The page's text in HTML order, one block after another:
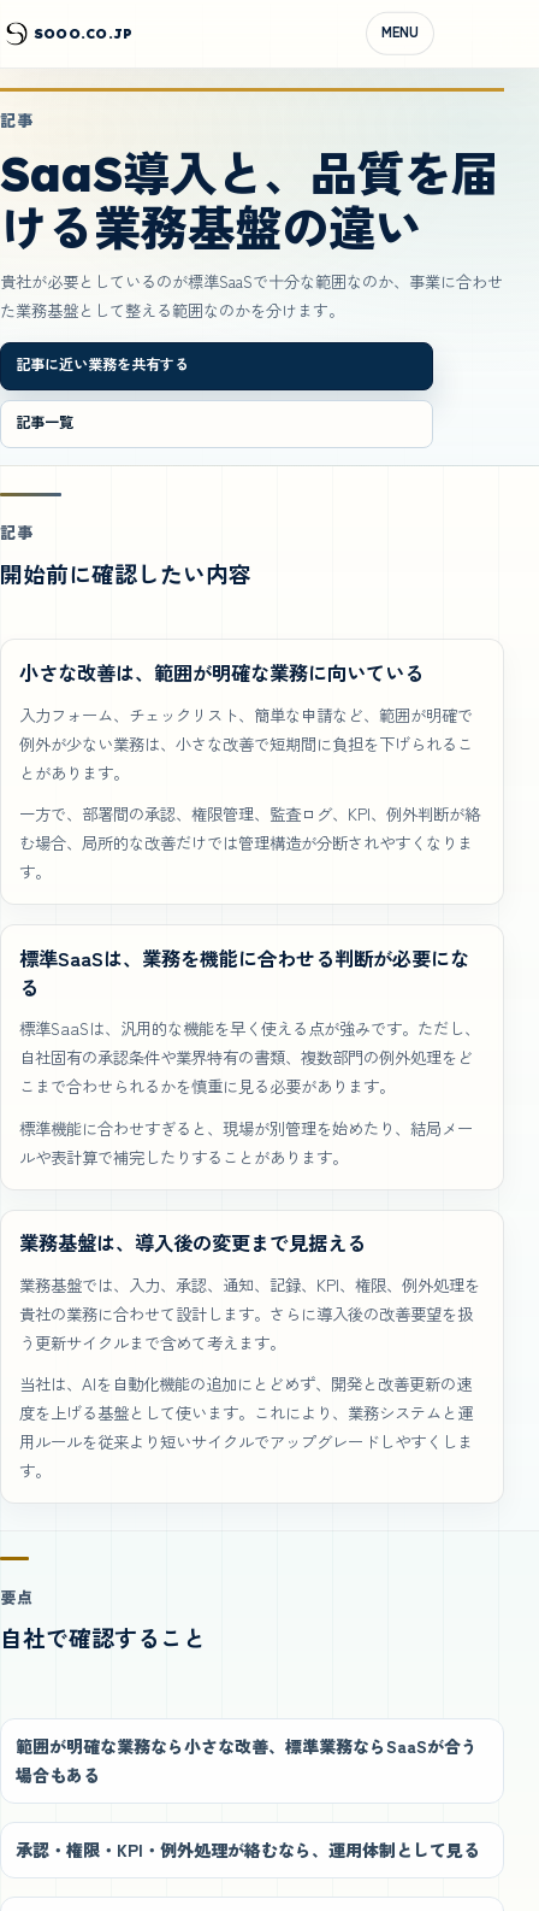
SOOO.CO.JP MENU
記事
SaaS導入と、品質を届
ける業務基盤の違い
貴社が必要としているのが標準SaaSで十分な範囲なのか、事業に合わせ
た業務基盤として整える範囲なのかを分けます。
記事に近い業務を共有する
記事一覧
記事
開始前に確認したい内容
小さな改善は、範囲が明確な業務に向いている
入力フォーム、チェックリスト、簡単な申請など、範囲が明確で
例外が少ない業務は、小さな改善で短期間に負担を下げられるこ
とがあります。
一方で、部署間の承認、権限管理、監査ログ、KPI、例外判断が絡
む場合、局所的な改善だけでは管理構造が分断されやすくなりま
す。
標準SaaSは、業務を機能に合わせる判断が必要にな
る
標準SaaSは、汎用的な機能を早く使える点が強みです。ただし、
自社固有の承認条件や業界特有の書類、複数部門の例外処理をど
こまで合わせられるかを慎重に見る必要があります。
標準機能に合わせすぎると、現場が別管理を始めたり、結局メー
ルや表計算で補完したりすることがあります。
業務基盤は、導入後の変更まで見据える
業務基盤では、入力、承認、通知、記録、KPI、権限、例外処理を
貴社の業務に合わせて設計します。さらに導入後の改善要望を扱
う更新サイクルまで含めて考えます。
当社は、AIを自動化機能の追加にとどめず、開発と改善更新の速
度を上げる基盤として使います。これにより、業務システムと運
用ルールを従来より短いサイクルでアップグレードしやすくしま
す。
要点
自社で確認すること
範囲が明確な業務なら小さな改善、標準業務ならSaaSが合う
場合もある
承認・権限・KPI・例外処理が絡むなら、運用体制として見る